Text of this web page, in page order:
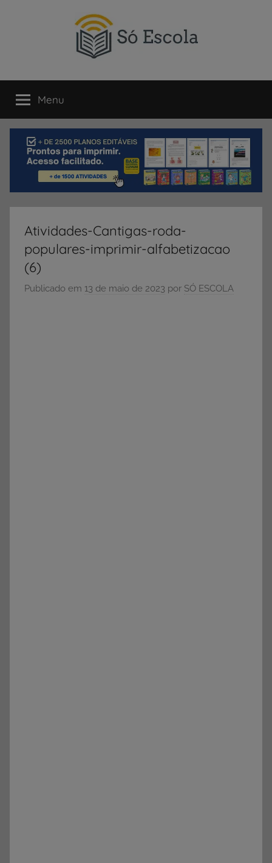
SÓ
ESCOLA
um
portal
direcionado
compartilhamento
dicas
ENEM
Vestibular,
Menu
Atividades-Cantigas-roda-
populares-imprimir-alfabetizacao
(6)
Publicado em 13 de maio de 2023 por SÓ ESCOLA